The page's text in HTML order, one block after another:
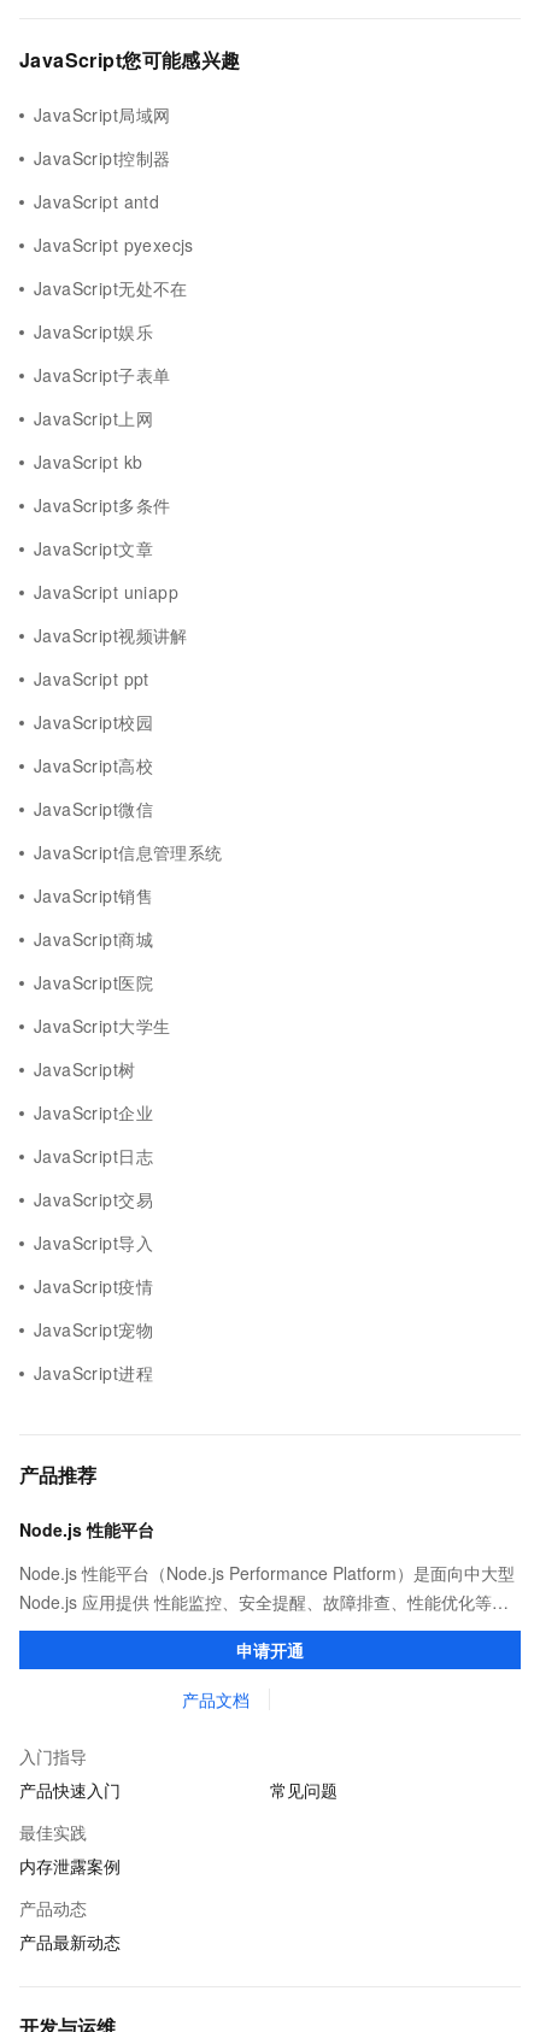
JavaScript您可能感兴趣
JavaScript局域网
JavaScript控制器
JavaScript antd
JavaScript pyexecjs
JavaScript无处不在
JavaScript娱乐
JavaScript子表单
JavaScript上网
JavaScript kb
JavaScript多条件
JavaScript文章
JavaScript uniapp
JavaScript视频讲解
JavaScript ppt
JavaScript校园
JavaScript高校
JavaScript微信
JavaScript信息管理系统
JavaScript销售
JavaScript商城
JavaScript医院
JavaScript大学生
JavaScript树
JavaScript企业
JavaScript日志
JavaScript交易
JavaScript导入
JavaScript疫情
JavaScript宠物
JavaScript进程
产品推荐
Node.js 性能平台
Node.js 性能平台（Node.js Performance Platform）是面向中大型
Node.js 应用提供 性能监控、安全提醒、故障排查、性能优化等服
务的整体性解决方案。提供完善的工具链和服务，协助客户主动、
申请开通
产品文档
入门指导
产品快速入门
常见问题
最佳实践
内存泄露案例
产品动态
产品最新动态